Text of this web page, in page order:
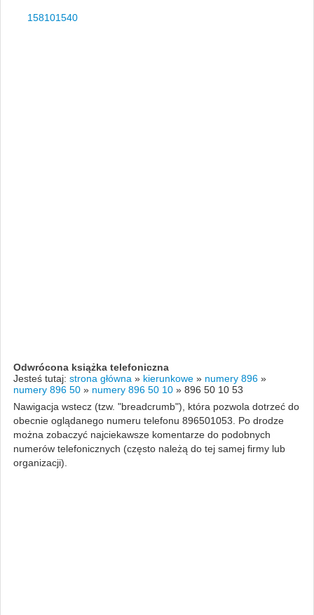
158101540
Odwrócona książka telefoniczna
Jesteś tutaj: strona główna » kierunkowe » numery 896 »
numery 896 50 » numery 896 50 10 » 896 50 10 53
Nawigacja wstecz (tzw. "breadcrumb"), która pozwola dotrzeć do
obecnie oglądanego numeru telefonu 896501053. Po drodze
można zobaczyć najciekawsze komentarze do podobnych
numerów telefonicznych (często należą do tej samej firmy lub
organizacji).